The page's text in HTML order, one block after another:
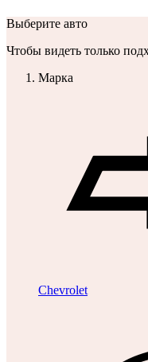
Выберите авто
Чтобы видеть только
Марка
Chevrolet